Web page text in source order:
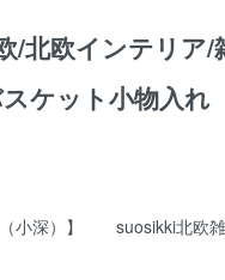
/北欧インテリア/
ケット小物入れ
（小深）】 suosikki北欧